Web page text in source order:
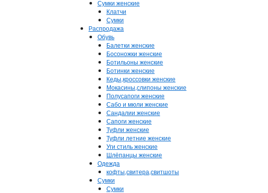
Сумки женские
Клатчи
Сумки
Распродажа
Обувь
Балетки женские
Босоножки женские
Ботильоны женские
Ботинки женские
Кеды,кроссовки женские
Мокасины,слипоны женские
Полусапоги женские
Сабо и мюли женские
Сандалии женские
Сапоги женские
Туфли женские
Туфли летние женские
Уги стиль женские
Шлёпанцы женские
Одежда
кофты,свитера,свитшоты
Сумки
Сумки